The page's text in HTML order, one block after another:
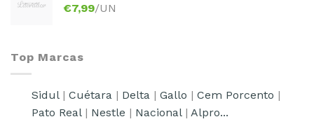
€7,99/UN
Top Marcas
Sidul| Cuétara | Delta | Gallo | Cem Porcento |
Pato Real| Nestle | Nacional| Alpro...